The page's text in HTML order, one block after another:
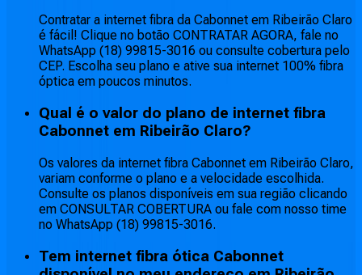
Contratar a internet fibra da Cabonnet em Ribeirão Claro
é fácil! Clique no botão CONTRATAR AGORA, fale no
WhatsApp (18) 99815-3016 ou consulte cobertura pelo
CEP. Escolha seu plano e ative sua internet 100% fibra
óptica em poucos minutos.
Qual é o valor do plano de internet fibra
Cabonnet em Ribeirão Claro?
Os valores da internet fibra Cabonnet em Ribeirão Claro,
variam conforme o plano e a velocidade escolhida.
Consulte os planos disponíveis em sua região clicando
em CONSULTAR COBERTURA ou fale com nosso time
no WhatsApp (18) 99815-3016.
Tem internet fibra ótica Cabonnet